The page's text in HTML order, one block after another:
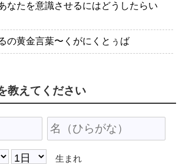
なたを意識させるにはどうしたらい
の黄金言葉〜くがにくとぅば
教えてください
生まれ